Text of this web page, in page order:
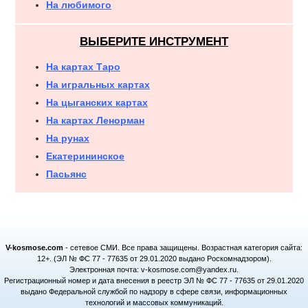
На любимого
ВЫБЕРИТЕ ИНСТРУМЕНТ
На картах Таро
На игральных картах
На цыганских картах
На картах Ленорман
На рунах
Екатерининское
Пасьянс
V-kosmose.com - сетевое СМИ. Все права защищены. Возрастная категория сайта:
12+. (ЭЛ № ФС 77 - 77635 от 29.01.2020 выдано Роскомнадзором).
Электронная почта: v-kosmose.com@yandex.ru.
Регистрационный номер и дата внесения в реестр ЭЛ № ФС 77 - 77635 от 29.01.2020
выдано Федеральной службой по надзору в сфере связи, информационных
технологий и массовых коммуникаций.